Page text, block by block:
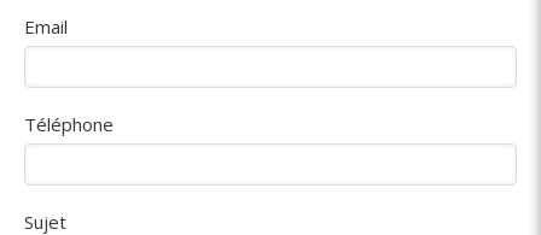
Email
Téléphone
Sujet